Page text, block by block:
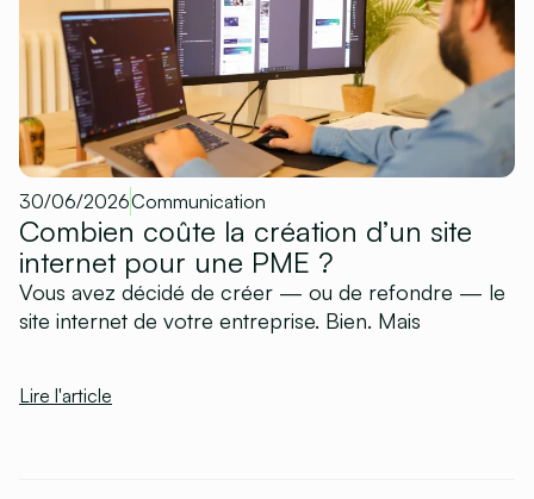
30/06/2026Communication
Combien coûte la création d’un site
internet pour une PME ?
Vous avez décidé de créer — ou de refondre — le
site internet de votre entreprise. Bien. Mais
Lire l'article